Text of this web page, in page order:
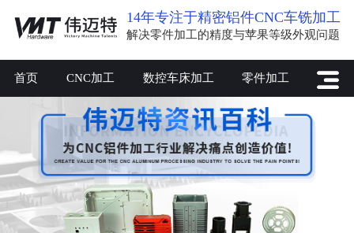
14年专注于精密铝件CNC车铣加工
解决零件加工的精度与苹果等级外观问题
首页 CNC加工 数控车床加工 零件加工